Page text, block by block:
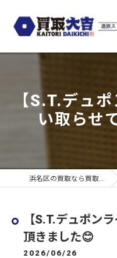
【S.T.デュ
い取らせ
浜名区の買取なら買取大吉 遠鉄ストア浜北店
【S.T.デュポン
頂きました😊
2026/06/26